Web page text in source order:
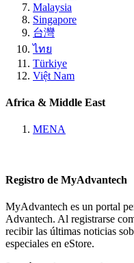
Malaysia
Singapore
台灣
ไทย
Türkiye
Việt Nam
Africa & Middle East
MENA
Registro de MyAdvantech
MyAdvantech es un portal
Advantech. Al registrarse
recibir las últimas noticias
especiales en eStore.